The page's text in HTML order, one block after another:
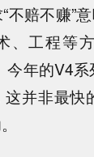
不赔不赚”
、工程等
今年的V4
并非最快